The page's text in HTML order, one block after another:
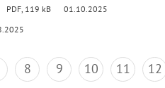
PDF, 119 kB 01.10.2025
8 9 10 11 12